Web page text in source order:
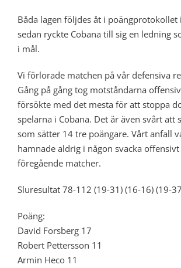
Båda lagen följdes åt i
sedan ryckte Cobana till sig en ledning
i mål.
Vi förlorade matchen på vår defensiva
Gång på gång tog motståndarna
försökte med det mesta för att stoppa
spelarna i Cobana. Det är även svårt att
som sätter 14 tre poängare. Vårt anfall
hamnade aldrig i någon svacka
föregående matcher.
Sluresultat 78-112 (19-31) (16-16) (19-
Poäng:
David Forsberg 17
Robert Pettersson 11
Armin Heco 11